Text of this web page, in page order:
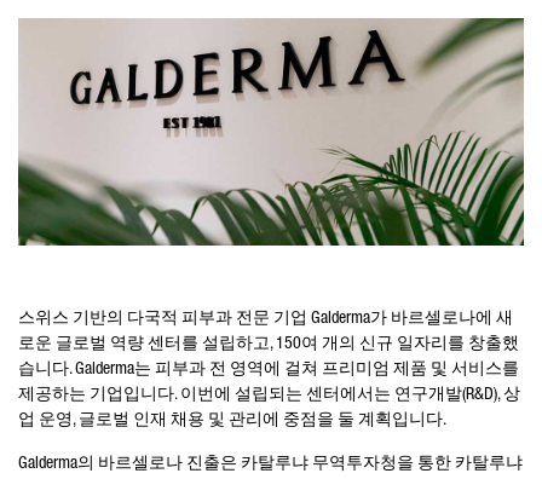
스위스 기반의 다국적 피부과 전문 기업 Galderma가 바르셀로나에 새
로운 글로벌 역량 센터를 설립하고, 150여 개의 신규 일자리를 창출했
습니다. Galderma는 피부과 전 영역에 걸쳐 프리미엄 제품 및 서비스를
제공하는 기업입니다. 이번에 설립되는 센터에서는 연구개발(R&D), 상
업 운영, 글로벌 인재 채용 및 관리에 중점을 둘 계획입니다.
Galderma의 바르셀로나 진출은 카탈루냐 무역투자청을 통한 카탈루냐